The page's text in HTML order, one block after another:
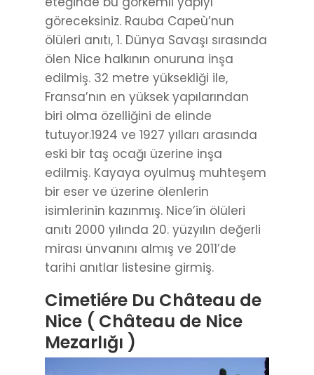
göreceksiniz. Rauba Capeù’nun
ölüleri anıtı, 1. Dünya Savaşı sırasında
ölen Nice halkının onuruna inşa
edilmiş. 32 metre yüksekliği ile,
Fransa’nın en yüksek yapılarından
biri olma özelliğini de elinde
tutuyor.1924 ve 1927 yılları arasında
eski bir taş ocağı üzerine inşa
edilmiş. Kayaya oyulmuş muhteşem
bir eser ve üzerine ölenlerin
isimlerinin kazınmış. Nice’in ölüleri
anıtı 2000 yılında 20. yüzyılın değerli
mirası ünvanını almış ve 2011’de
tarihi anıtlar listesine girmiş.
Cimetiére Du Château de
Nice ( Château de Nice
Mezarlığı )